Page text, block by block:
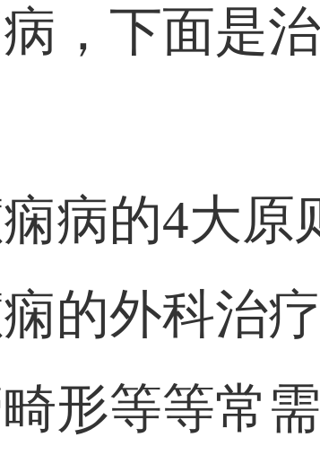
，下面是
病的4大原
的外科治
形等等常